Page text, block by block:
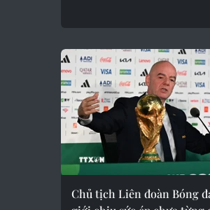
Chủ tịch Liên đoàn Bóng